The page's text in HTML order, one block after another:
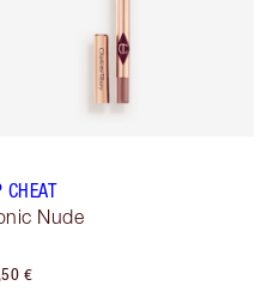
CHEAT
Nude
€